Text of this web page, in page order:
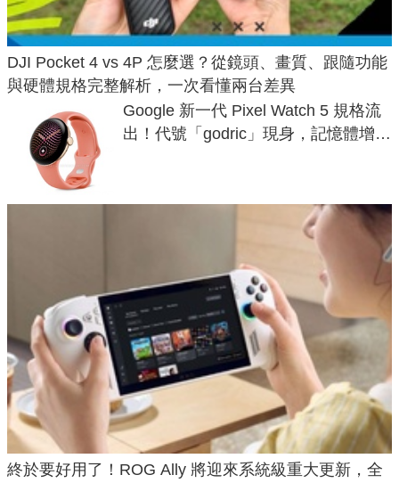
DJI Pocket 4 vs 4P 怎麼選？從鏡頭、畫質、跟隨功能
與硬體規格完整解析，一次看懂兩台差異
Google 新一代 Pixel Watch 5 規格流
出！代號「godric」現身，記憶體增強
終於要好用了！ROG Ally 將迎來系統級重大更新，全